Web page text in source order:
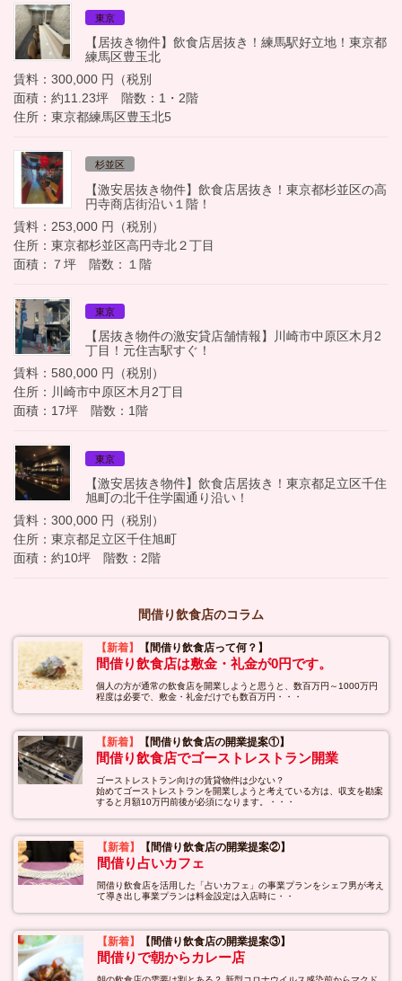
東京
【居抜き物件】飲食店居抜き！練馬駅好立地！東京都
練馬区豊玉北
賃料：300,000 円（税別
面積：約11.23坪 階数：1・2階
住所：東京都練馬区豊玉北5
杉並区
【激安居抜き物件】飲食店居抜き！東京都杉並区の高
円寺商店街沿い１階！
賃料：253,000 円（税別）
住所：東京都杉並区高円寺北２丁目
面積：７坪 階数：１階
東京
【居抜き物件の激安貸店舗情報】川崎市中原区木月2
丁目！元住吉駅すぐ！
賃料：580,000 円（税別）
住所：川崎市中原区木月2丁目
面積：17坪 階数：1階
東京
【激安居抜き物件】飲食店居抜き！東京都足立区千住
旭町の北千住学園通り沿い！
賃料：300,000 円（税別）
住所：東京都足立区千住旭町
面積：約10坪 階数：2階
間借り飲食店のコラム
【新着】 【間借り飲食店って何？】
間借り飲食店は敷金・礼金が0円です。
個人の方が通常の飲食店を開業しようと思うと、数百万円～1000万円
程度は必要で、敷金・礼金だけでも数百万円・・・
【新着】 【間借り飲食店の開業提案①】
間借り飲食店でゴーストレストラン開業
ゴーストレストラン向けの賃貸物件は少ない？
始めてゴーストレストランを開業しようと考えている方は、収支を勘案
すると月額10万円前後が必須になります。・・・
【新着】 【間借り飲食店の開業提案②】
間借り占いカフェ
間借り飲食店を活用した「占いカフェ」の事業プランをシェフ男が考え
て導き出し事業プランは料金設定は入店時に・・
【新着】 【間借り飲食店の開業提案③】
間借りで朝からカレー店